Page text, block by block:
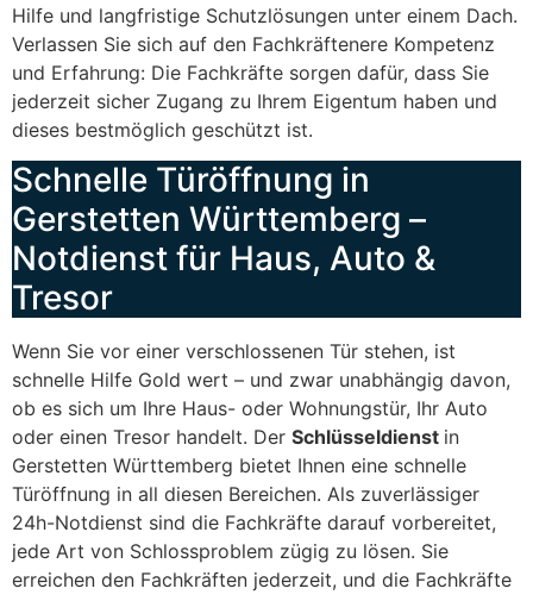
Hilfe und langfristige Schutzlösungen unter einem Dach.
Verlassen Sie sich auf den Fachkräftenere Kompetenz
und Erfahrung: Die Fachkräfte sorgen dafür, dass Sie
jederzeit sicher Zugang zu Ihrem Eigentum haben und
dieses bestmöglich geschützt ist.
Schnelle Türöffnung in
Gerstetten Württemberg –
Notdienst für Haus, Auto &
Tresor
Wenn Sie vor einer verschlossenen Tür stehen, ist
schnelle Hilfe Gold wert – und zwar unabhängig davon,
ob es sich um Ihre Haus- oder Wohnungstür, Ihr Auto
oder einen Tresor handelt. Der Schlüsseldienst in
Gerstetten Württemberg bietet Ihnen eine schnelle
Türöffnung in all diesen Bereichen. Als zuverlässiger
24h-Notdienst sind die Fachkräfte darauf vorbereitet,
jede Art von Schlossproblem zügig zu lösen. Sie
erreichen den Fachkräften jederzeit, und die Fachkräfte